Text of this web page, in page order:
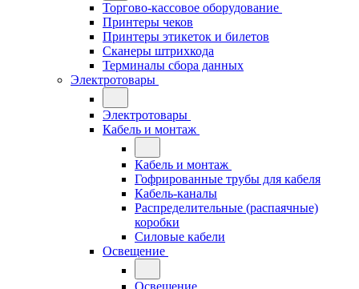
Торгово-кассовое оборудование
Принтеры чеков
Принтеры этикеток и билетов
Сканеры штрихкода
Терминалы сбора данных
Электротовары
Электротовары
Кабель и монтаж
Кабель и монтаж
Гофрированные трубы для кабеля
Кабель-каналы
Распределительные (распаячные)
коробки
Силовые кабели
Освещение
Освещение